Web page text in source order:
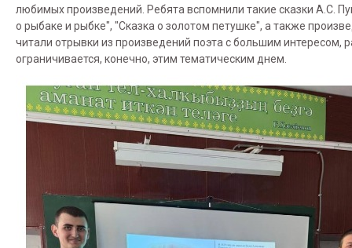
любимых произведений. Ребята вспомнили такие сказки А.С.
о рыбаке и рыбке", "Сказка о золотом петушке", а также
читали отрывки из произведений поэта с большим интересом,
ограничивается, конечно, этим тематическим днем.